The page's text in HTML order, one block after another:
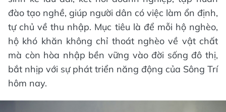
đào tạo nghề, giúp người dân có việc làm ổn định,
tự chủ về thu nhập. Mục tiêu là để mỗi hộ nghèo,
hộ khó khăn không chỉ thoát nghèo về vật chất
mà còn hòa nhập bền vững vào đời sống đô thị,
bắt nhịp với sự phát triển năng động của Sông Trí
hôm nay.